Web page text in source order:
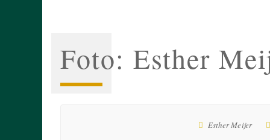
Foto: Esther
Esther Meijer